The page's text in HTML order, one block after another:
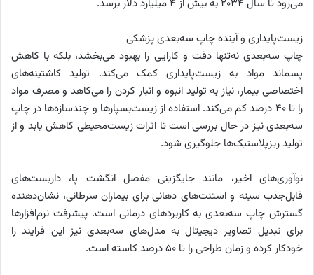
می‌رود تا سال ۲۰۳۴ به بیش از ۴ میلیارد دلار برسد.
زیست‌پایداری و آینده چاپ سه‌بعدی پزشکی
چاپ سه‌بعدی نه‌تنها دقت و کارایی را بهبود می‌بخشد، بلکه با کاهش
پسماند مواد به زیست‌پایداری کمک می‌کند. تولید کاشتینه‌‌های
اختصاصی بیمار، نیاز به تولید انبوه و انبار کردن را می‌کاهد و مصرف مواد
را تا ۴۰ درصد کم می‌کند. استفاده از زیست‌بسپارها و چندسازه‌ها در چاپ
سه‌بعدی نیز در حال بررسی است تا اثرات زیست‌محیطی کاهش یابد و از
تولید ریزپلاستیک‌ها جلوگیری شود.
نوآوری‌های اخیر، مانند جایگزینی مفصل انگشت پا، داربست‌های
قابل‌جذب سینه و استنت‌های دهانی برای بیماران سرطانی، نشان‌دهنده
گسترش چاپ سه‌بعدی به کاربردهای درمانی است. پیشرفت نرم‌افزارها
برای تبدیل تصاویر دیجیتال به مدل‌های سه‌بعدی نیز این فرایند را
خودکار کرده و زمان طراحی را تا ۵۰ درصد کاسته است.